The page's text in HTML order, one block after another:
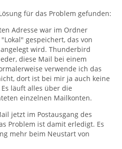
für das Problem gefunden:
Adresse war im Ordner
gespeichert, das von
wird. Thunderbird
diese Mail bei einem
verwende ich das
dort ist bei mir ja auch keine
läuft alles über die
einzelnen Mailkonten.
jetzt im Postausgang des
Problem ist damit erledigt. Es
mehr beim Neustart von